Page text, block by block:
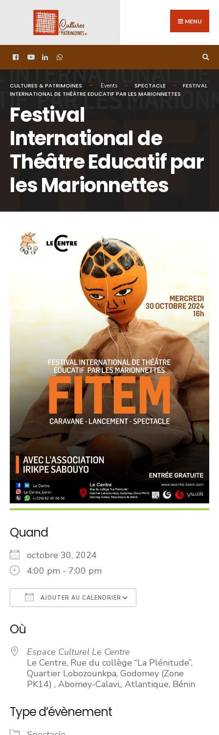
MENU
CULTURES & PATRIMOINES Events SPECTACLE
FESTIVAL
INTERNATIONAL DE THÉÂTRE EDUCATIF PAR LES MARIONNETTES
Festival
International de
Théâtre Educatif par
les Marionnettes
Quand
octobre 30, 2024
4:00 pm - 7:00 pm
AJOUTER AU CALENDRIER
Où
Espace Culturel Le Centre
Le Centre, Rue du collège ‘‘La Plénitude’’,
Quartier Lobozounkpa, Godomey (Zone
PK14) , Abomey-Calavi,, Atlantique, Bénin
Type d’évènement